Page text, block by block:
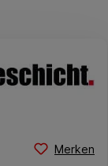
Merken